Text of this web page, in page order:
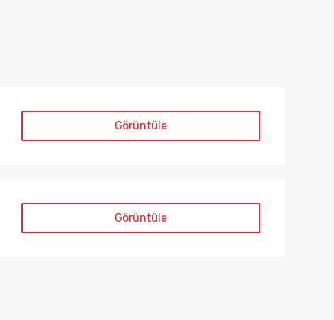
Görüntüle
Görüntüle